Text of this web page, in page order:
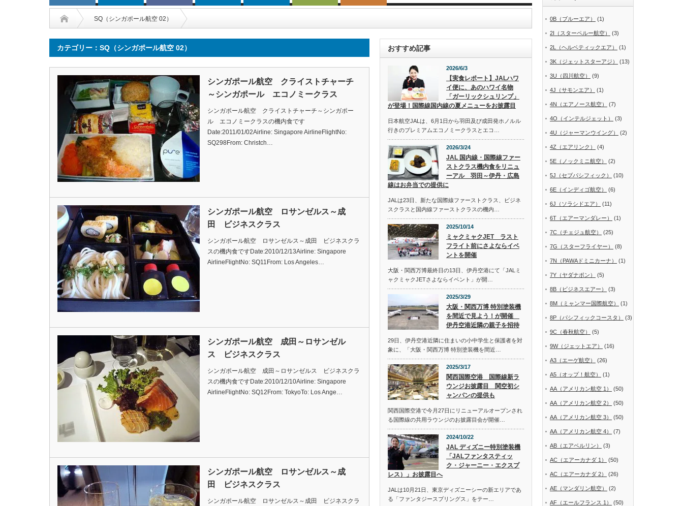
SQ（シンガポール航空 02）
カテゴリー：SQ（シンガポール航空 02）
シンガポール航空 クライストチャーチ
～シンガポール エコノミークラス
シンガポール航空 クライストチャーチ～シンガポー
ル エコノミークラスの機内食です
Date:2011/01/02Airline: Singapore AirlineFlightNo:
SQ298From: Christch…
シンガポール航空 ロサンゼルス～成
田 ビジネスクラス
シンガポール航空 ロサンゼルス～成田 ビジネスクラ
スの機内食ですDate:2010/12/13Airline: Singapore
AirlineFlightNo: SQ11From: Los Angeles…
シンガポール航空 成田～ロサンゼル
ス ビジネスクラス
シンガポール航空 成田～ロサンゼルス ビジネスクラ
スの機内食ですDate:2010/12/10Airline: Singapore
AirlineFlightNo: SQ12From: TokyoTo: Los Ange…
シンガポール航空 ロサンゼルス～成
田 ビジネスクラス
シンガポール航空 ロサンゼルス～成田 ビジネスクラ
おすすめ記事
2026/6/3
【実食レポート】JALハワ
イ便に、あのハワイ名物
「ガーリックシュリンプ」
が登場！国際線国内線の夏メニューをお披露目
日本航空JALは、6月1日から羽田及び成田発ホノルル
行きのプレミアムエコノミークラスとエコ…
2026/3/24
JAL 国内線・国際線ファー
ストクラス機内食をリニュ
ーアル 羽田～伊丹・広島
線はお弁当での提供に
JALは23日、新たな国際線ファーストクラス、ビジネ
スクラスと国内線ファーストクラスの機内…
2025/10/14
ミャクミャクJET ラスト
フライト前にさよならイベ
ントを開催
大阪・関西万博最終日の13日、伊丹空港にて「JALミ
ャクミャクJETさよならイベント」が開…
2025/3/29
大阪・関西万博 特別塗装機
を間近で見よう！が開催
伊丹空港近隣の親子を招待
29日、伊丹空港近隣に住まいの小中学生と保護者を対
象に、「大阪・関西万博 特別塗装機を間近…
2025/3/17
関西国際空港 国際線新ラ
ウンジお披露目 関空初シ
ャンパンの提供も
関西国際空港で今月27日にリニューアルオープンされ
る国際線の共用ラウンジのお披露目会が開催…
2024/10/22
JAL ディズニー特別塗装機
「JALファンタスティッ
ク・ジャーニー・エクスプ
レス）」お披露目へ
JALは10月21日、東京ディズニーシーの新エリアであ
る「ファンタジースプリングス」をテー…
0B（ブルーエア） (1)
2I（スターペルー航空） (3)
2L（ヘルベティックエア） (1)
3K（ジェットスターアジ） (13)
3U（四川航空） (9)
4J（サモンエア） (1)
4N（エアノース航空） (7)
4O（インテルジェット） (3)
4U（ジャーマンウイング） (2)
4Z（エアリンク） (4)
5E（ノックミニ航空） (2)
5J（セブパシフィック） (10)
6E（インディゴ航空） (6)
6J（ソラシドエア） (11)
6T（エアーマンダレー） (1)
7C（チェジュ航空） (25)
7G（スターフライヤー） (8)
7N（PAWAドミニカーナ） (1)
7Y（ヤダナポン） (5)
8B（ビジネスエアー） (3)
8M（ミャンマー国際航空） (1)
8P（パシフィックコースタ） (3)
9C（春秋航空） (5)
9W（ジェットエア） (16)
A3（エーゲ航空） (26)
A5（オップ！航空） (1)
AA（アメリカン航空 1） (50)
AA（アメリカン航空 2） (50)
AA（アメリカン航空 3） (50)
AA（アメリカン航空 4） (7)
AB（エアベルリン） (3)
AC（エアーカナダ 1） (50)
AC（エアーカナダ 2） (26)
AE（マンダリン航空） (2)
AF（エールフランス 1） (50)